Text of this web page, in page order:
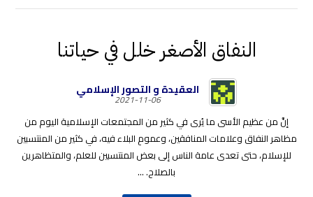
النفاق الأصغر خلل في حياتنا
العقيدة و التصور الإسلامي
2021-11-06
إنَّ من عظيم الأسى ما يُرى في كثير من المجتمعات الإسلامية اليوم من
مظاهر النفاق وعلامات المنافقين، وعمومِ البلاء فيه، في كثير من المنتسبين
للإسلام، حتى تعدى عامة الناس إلى بعض المنتسبين للعلم، والمتظاهرين
بالصلاح. ...